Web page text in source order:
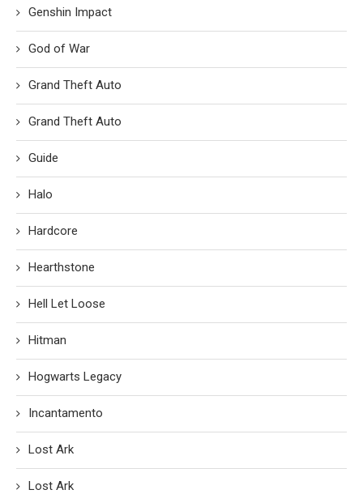
Genshin Impact
God of War
Grand Theft Auto
Grand Theft Auto
Guide
Halo
Hardcore
Hearthstone
Hell Let Loose
Hitman
Hogwarts Legacy
Incantamento
Lost Ark
Lost Ark